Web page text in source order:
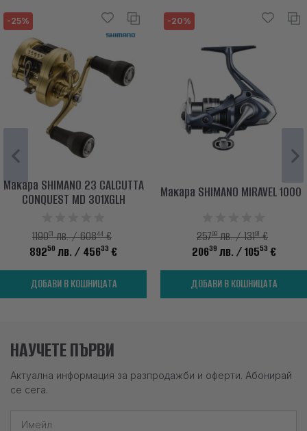
-25%
Макара SHIMANO 23 CALCUTTA
CONQUEST MD 301XGLH
119001лв. / 60844€
89250 лв. / 45633 €
ДОБАВИ В КОШНИЦАТА
-20%
Макара SHIMANO MIRAVEL 1000
25799лв. / 13191€
20639 лв. / 10553 €
ДОБАВИ В КОШНИЦАТА
НАУЧЕТЕ ПЪРВИ
Актуална информация за разпродажби и оферти. Абонирай
се сега.